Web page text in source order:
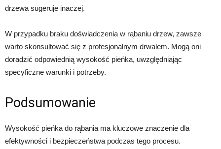
drzewa sugeruje inaczej.
W przypadku braku doświadczenia w rąbaniu drzew, zawsze
warto skonsultować się z profesjonalnym drwalem. Mogą oni
doradzić odpowiednią wysokość pieńka, uwzględniając
specyficzne warunki i potrzeby.
Podsumowanie
Wysokość pieńka do rąbania ma kluczowe znaczenie dla
efektywności i bezpieczeństwa podczas tego procesu.